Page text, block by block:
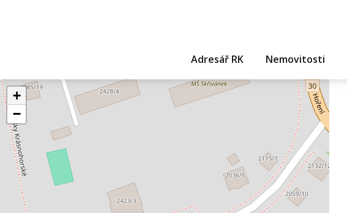
Adresář RK Nemovitosti
+
−